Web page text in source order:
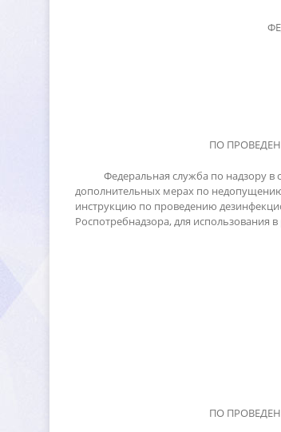
ПО
Федеральная служба по надзору
дополнительных мерах по
инструкцию по проведению
Роспотребнадзора, для использования в
ПО